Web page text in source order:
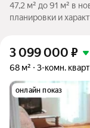
47,2 м² до 91 м² в
планировки и
3 099 000 ₽
68 м² 3-комн.
онлайн показ